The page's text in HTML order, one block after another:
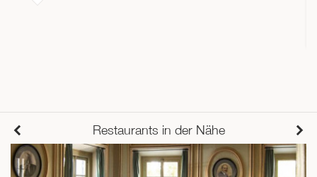
Restaurants in der Nähe